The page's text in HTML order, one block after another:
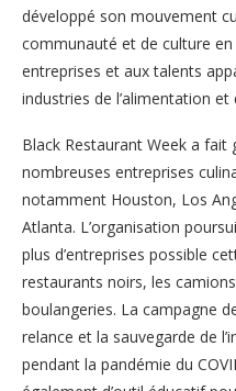
développé son mouvement
communauté et de culture
entreprises et aux talents
industries de l’alimentation et
Black Restaurant Week a fait
nombreuses entreprises
notamment Houston, Los
Atlanta. L’organisation
plus d’entreprises possible
restaurants noirs, les
boulangeries. La campagne
relance et la sauvegarde de
pendant la pandémie du